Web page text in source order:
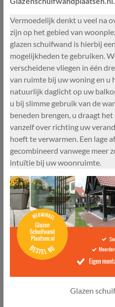
Vermoedelijk denkt u veel na
zijn op het gebied van
glazen schuifwand is hierbij
mogelijkheden te gebruiken.
verscheidene vliegen in één
van ruimte bij uw woning en u
natuurlijk daglicht op uw
u bij slimme gebruik van de
beneden brengen, u draagt
vanzelf over richting uw
hoeft te verwarmen. Een lage
gecombineerd vanwege meer
intuïtie bij uw woonruimte.
Glazen